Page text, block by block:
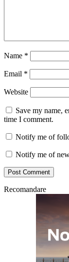
Name *
Email *
Website
Save my name,
time I comment.
Notify me of
Notify me of
Recomandare